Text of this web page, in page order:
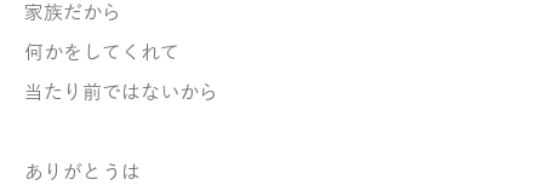
家族だから
何かをしてくれて
当たり前ではないから
ありがとうは